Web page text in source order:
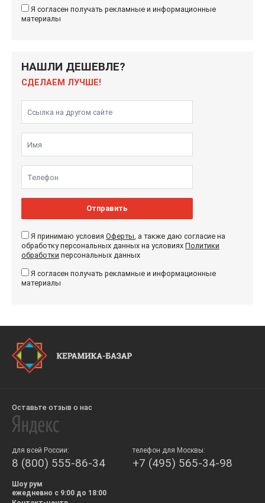
Я согласен получать рекламные и информационные
материалы
НАШЛИ ДЕШЕВЛЕ?
СДЕЛАЕМ ЛУЧШЕ!
Отправить
Я принимаю условия Оферты, а также даю согласие на
обработку персональных данных на условиях Политики
обработки персональных данных
Я согласен получать рекламные и информационные
материалы
Оставьте отзыв о нас
для всей России:
8 (800) 555-86-34
телефон для Москвы:
+7 (495) 565-34-98
Шоу рум
ежедневно с 9:00 до 18:00